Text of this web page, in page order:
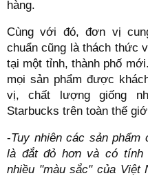
hàng.
Cùng với đó, đơn vị
chuẩn cũng là thách thức
tại một tỉnh, thành phố
mọi sản phẩm được
vị, chất lượng giống
Starbucks trên toàn thế
-Tuy nhiên các sản
là đắt đỏ hơn và có tính
nhiều "màu sắc" của Việt